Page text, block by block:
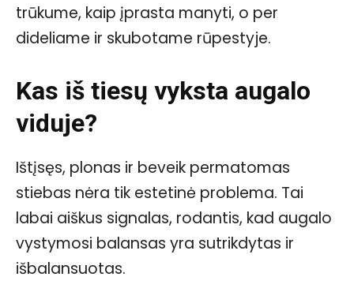
trūkume, kaip įprasta manyti, o per
dideliame ir skubotame rūpestyje.
Kas iš tiesų vyksta augalo
viduje?
Ištįsęs, plonas ir beveik permatomas
stiebas nėra tik estetinė problema. Tai
labai aiškus signalas, rodantis, kad augalo
vystymosi balansas yra sutrikdytas ir
išbalansuotas.